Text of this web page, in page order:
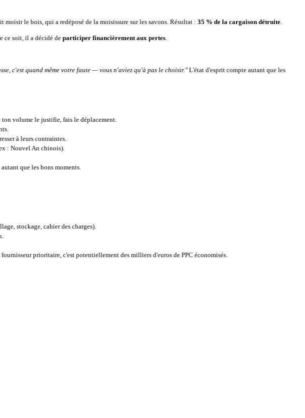
le bois, qui a redéposé de la moisissure sur les savons. Résultat : 35 % de la cargaison détruite
ce soit, il a décidé de participer financièrement aux pertes
c'est quand même votre faute — vous n'aviez qu'à pas le choisir."L'état d'esprit compte autant que les
ton volume le justifie, fais le déplacement.
à leurs contraintes.
: Nouvel An chinois).
que les bons moments.
stockage, cahier des charges).
prioritaire, c'est potentiellement des milliers d'euros de PPC économisés.